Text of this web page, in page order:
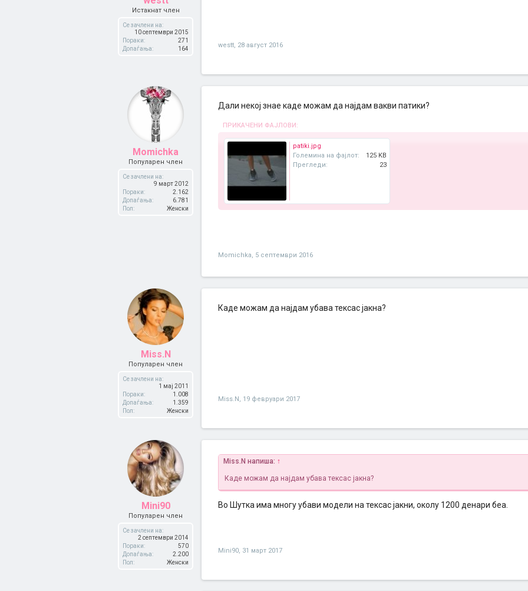
Истакнат член
Се зачлени на:
10 септември 2015
Пораки:
271
Допаѓања:
164 westt, 28 август 2016
Momichka
Популарен член
Се зачлени на:
9 март 2012
Пораки:
2.162
Допаѓања:
6.781
Пол:
Женски
Дали некој знае каде можам да најдам вакви патики?
ПРИКАЧЕНИ ФАЈЛОВИ:
patiki.jpg
Големина на фајлот:
125 KB
Прегледи:
23
Momichka, 5 септември 2016
Miss.N
Популарен член
Се зачлени на:
1 мај 2011
Пораки:
1.008
Допаѓања:
1.359
Пол:
Женски
Каде можам да најдам убава тексас јакна?
Miss.N, 19 февруари 2017
Mini90
Популарен член
Се зачлени на:
2 септември 2014
Пораки:
570
Допаѓања:
2.200
Пол:
Женски
Miss.N напиша: ↑
Каде можам да најдам убава тексас јакна?
Во Шутка има многу убави модели на тексас јакни, околу 1200 денари беа.
Mini90, 31 март 2017